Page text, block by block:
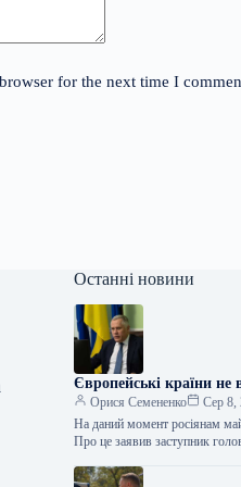
for the next time I
Останні новини
Європейські країни
Орися Семененко
Сер 8,
На даний момент росіянам
Про це заявив заступник